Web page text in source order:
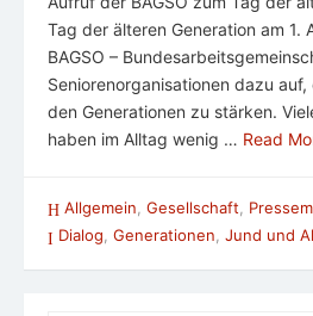
Tag der älteren Generation am 1.
BAGSO –
Seniorenorganisationen dazu
den Generationen zu stärken.
haben im Alltag wenig … Read
Allgemein Gesellschaft
Dialog, Generationen, Jund und